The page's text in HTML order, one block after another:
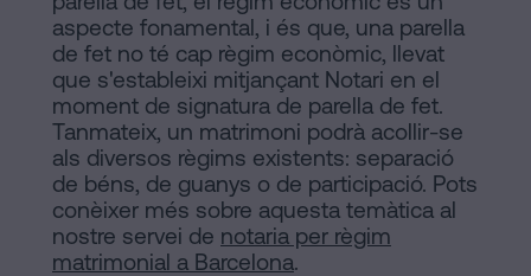
aspecte fonamental, i és que, una parella
de fet no té cap règim econòmic, llevat
que s'estableixi mitjançant Notari en el
moment de signatura de parella de fet.
Tanmateix, un matrimoni podrà acollir-se
als diversos règims existents: separació
de béns, de guanys o de participació. Pots
conèixer més sobre aquesta temàtica al
nostre servei de notaria per règim
matrimonial a Barcelona.